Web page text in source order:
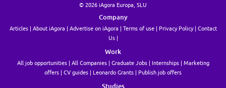
© 2026 iAgora Europa, SLU
Company
Articles About iAgora Advertise on iAgora Terms of use Privacy Policy
Contact
Us
Work
All job opportunities All Companies Graduate Jobs Internships
Marketing
offers
CV guides Leonardo Grants Publish job offers
Studies